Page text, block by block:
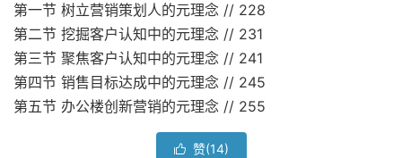
第一节 树立营销策划人的元理念 // 228
第二节 挖掘客户认知中的元理念 // 231
第三节 聚焦客户认知中的元理念 // 241
第四节 销售目标达成中的元理念 // 245
第五节 办公楼创新营销的元理念 // 255
 赞(14)